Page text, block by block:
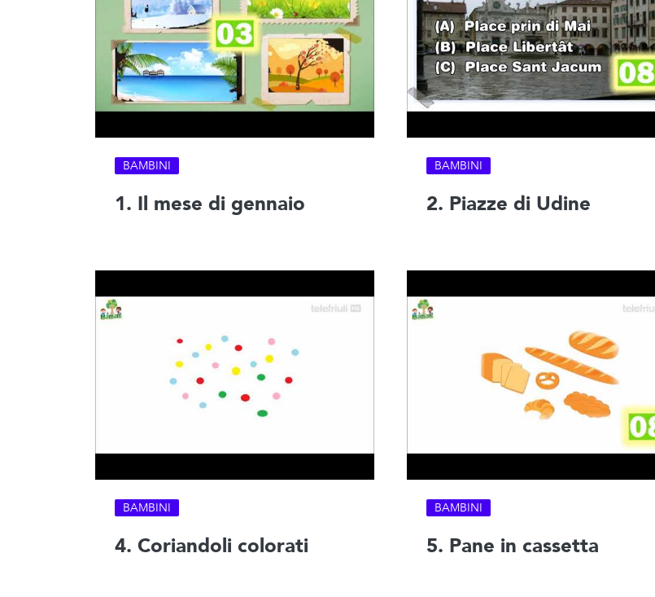
BAMBINI
1. Il mese di gennaio
BAMBINI
2. Piazze di Udine
BAMBINI
4. Coriandoli colorati
BAMBINI
5. Pane in cassetta